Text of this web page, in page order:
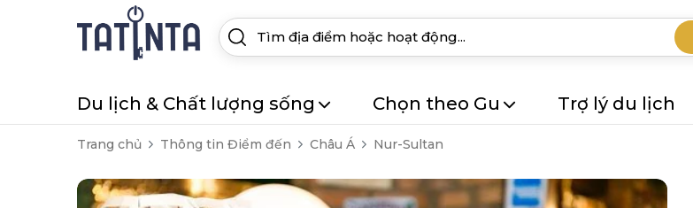
Du lịch & Chất lượng sống Chọn theo Gu Trợ lý du lịch
Trang chủ Thông tin Điểm đến Châu Á Nur-Sultan